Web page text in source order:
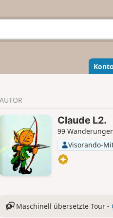
AUTOR
Claude L2.
99
Visorando-
Maschinell übersetzte Tour -